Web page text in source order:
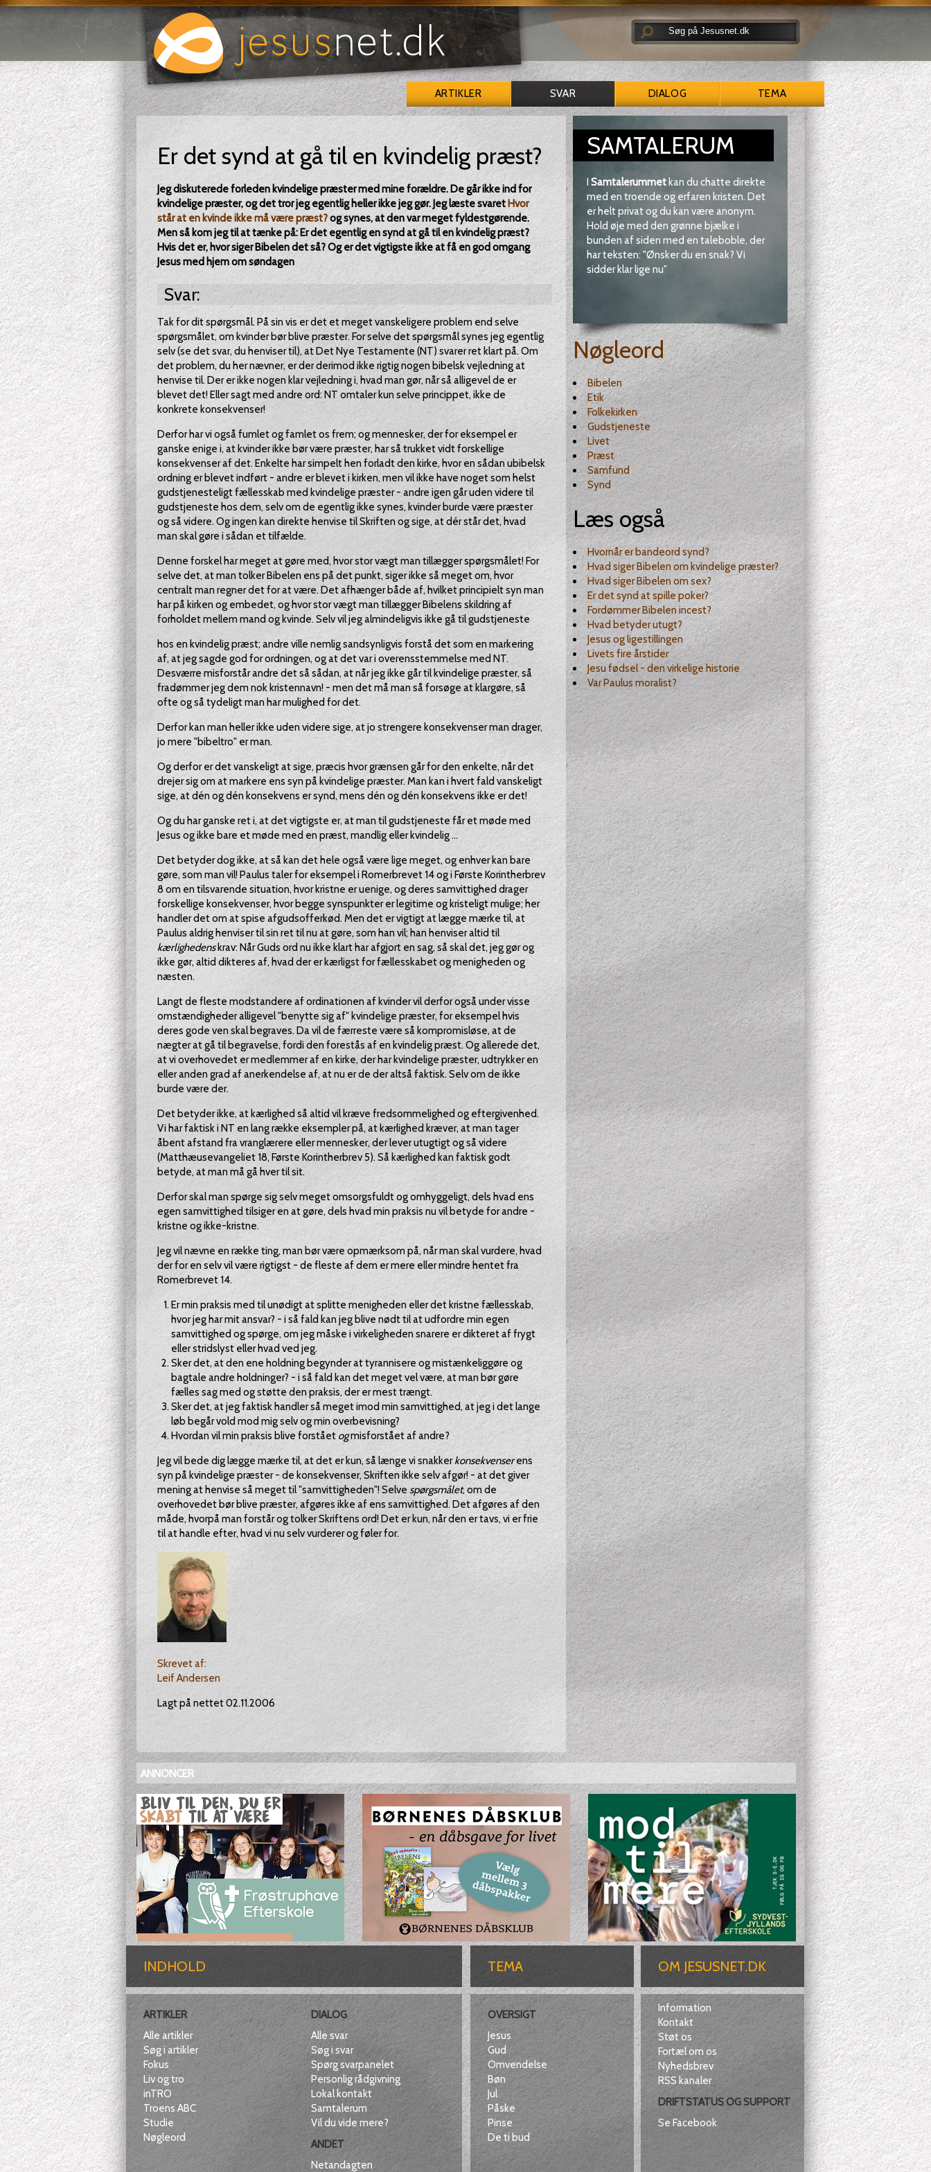
ARTIKLER SVAR DIALOG TEMA
Er det synd at gå til en kvindelig præst?
Jeg diskuterede forleden kvindelige præster med mine forældre. De går ikke ind for
kvindelige præster, og det tror jeg egentlig heller ikke jeg gør. Jeg læste svaretHvor
står at en kvinde ikke må være præst?og synes, at den var meget fyldestgørende.
Men så kom jeg til at tænke på: Er det egentlig en synd at gå til en kvindelig præst?
Hvis det er, hvor siger Bibelen det så? Og er det vigtigste ikke at få en god omgang
Jesus med hjem om søndagen
Svar:
Tak for dit spørgsmål. På sin vis er det et meget vanskeligere problem end selve
spørgsmålet, om kvinder bør blive præster. For selve det spørgsmål synes jeg egentlig
selv (se det svar, du henviser til), at Det Nye Testamente (NT) svarer ret klart på. Om
det problem, du her nævner, er der derimod ikke rigtig nogen bibelsk vejledning at
henvise til. Der er ikke nogen klar vejledning i, hvad man gør, når så alligevel de er
blevet det! Eller sagt med andre ord: NT omtaler kun selve princippet, ikke de
konkrete konsekvenser!
Derfor har vi også fumlet og famlet os frem; og mennesker, der for eksempel er
ganske enige i, at kvinder ikke bør være præster, har så trukket vidt forskellige
konsekvenser af det. Enkelte har simpelt hen forladt den kirke, hvor en sådan ubibelsk
ordning er blevet indført - andre er blevet i kirken, men vil ikke have noget som helst
gudstjenesteligt fællesskab med kvindelige præster - andre igen går uden videre til
gudstjeneste hos dem, selv om de egentlig ikke synes, kvinder burde være præster
og så videre. Og ingen kan direkte henvise til Skriften og sige, at dér står det, hvad
man skal gøre i sådan et tilfælde.
Denne forskel har meget at gøre med, hvor stor vægt man tillægger spørgsmålet! For
selve det, at man tolker Bibelen ens på det punkt, siger ikke så meget om, hvor
centralt man regner det for at være. Det afhænger både af, hvilket principielt syn man
har på kirken og embedet, og hvor stor vægt man tillægger Bibelens skildring af
forholdet mellem mand og kvinde. Selv vil jeg almindeligvis ikke gå til gudstjeneste
hos en kvindelig præst; andre ville nemlig sandsynligvis forstå det som en markering
af, at jeg sagde god for ordningen, og at det var i overensstemmelse med NT.
Desværre misforstår andre det så sådan, at når jeg ikke går til kvindelige præster, så
fradømmer jeg dem nok kristennavn! - men det må man så forsøge at klargøre, så
ofte og så tydeligt man har mulighed for det.
Derfor kan man heller ikke uden videre sige, at jo strengere konsekvenser man drager,
jo mere "bibeltro" er man.
Og derfor er det vanskeligt at sige, præcis hvor grænsen går for den enkelte, når det
drejer sig om at markere ens syn på kvindelige præster. Man kan i hvert fald vanskeligt
sige, at dén og dén konsekvens er synd, mens dén og dén konsekvens ikke er det!
Og du har ganske ret i, at det vigtigste er, at man til gudstjeneste får et møde med
Jesus og ikke bare et møde med en præst, mandlig eller kvindelig ...
Det betyder dog ikke, at så kan det hele også være lige meget, og enhver kan bare
gøre, som man vil! Paulus taler for eksempel i Romerbrevet 14 og i Første Korintherbrev
8 om en tilsvarende situation, hvor kristne er uenige, og deres samvittighed drager
forskellige konsekvenser, hvor begge synspunkter er legitime og kristeligt mulige; her
handler det om at spise afgudsofferkød. Men det er vigtigt at lægge mærke til, at
Paulus aldrig henviser til sin ret til nu at gøre, som han vil; han henviser altid til
kærlighedenskrav: Når Guds ord nu ikke klart har afgjort en sag, så skal det, jeg gør og
ikke gør, altid dikteres af, hvad der er kærligst for fællesskabet og menigheden og
næsten.
Langt de fleste modstandere af ordinationen af kvinder vil derfor også under visse
omstændigheder alligevel "benytte sig af" kvindelige præster, for eksempel hvis
deres gode ven skal begraves. Da vil de færreste være så kompromisløse, at de
nægter at gå til begravelse, fordi den forestås af en kvindelig præst. Og allerede det,
at vi overhovedet er medlemmer af en kirke, der har kvindelige præster, udtrykker en
eller anden grad af anerkendelse af, at nu er de der altså faktisk. Selv om de ikke
burde være der.
Det betyder ikke, at kærlighed så altid vil kræve fredsommelighed og eftergivenhed.
Vi har faktisk i NT en lang række eksempler på, at kærlighed kræver, at man tager
åbent afstand fra vranglærere eller mennesker, der lever utugtigt og så videre
(Matthæusevangeliet 18, Første Korintherbrev 5). Så kærlighed kan faktisk godt
betyde, at man må gå hver til sit.
Derfor skal man spørge sig selv meget omsorgsfuldt og omhyggeligt, dels hvad ens
egen samvittighed tilsiger en at gøre, dels hvad min praksis nu vil betyde for andre -
kristne og ikke-kristne.
Jeg vil nævne en række ting, man bør være opmærksom på, når man skal vurdere, hvad
der for en selv vil være rigtigst - de fleste af dem er mere eller mindre hentet fra
Romerbrevet 14.
Er min praksis med til unødigt at splitte menigheden eller det kristne fællesskab,
hvor jeg har mit ansvar? - i så fald kan jeg blive nødt til at udfordre min egen
samvittighed og spørge, om jeg måske i virkeligheden snarere er dikteret af frygt
eller stridslyst eller hvad ved jeg.
Sker det, at den ene holdning begynder at tyrannisere og mistænkeliggøre og
bagtale andre holdninger? - i så fald kan det meget vel være, at man bør gøre
fælles sag med og støtte den praksis, der er mest trængt.
Sker det, at jeg faktisk handler så meget imod min samvittighed, at jeg i det lange
løb begår vold mod mig selv og min overbevisning?
Hvordan vil min praksis blive forstået ogmisforstået af andre?
Jeg vil bede dig lægge mærke til, at det er kun, så længe vi snakkerkonsekvenserens
syn på kvindelige præster - de konsekvenser, Skriften ikke selv afgør! - at det giver
mening at henvise så meget til "samvittigheden"! Selve spørgsmålet, om de
overhovedet bør blive præster, afgøres ikke af ens samvittighed. Det afgøres af den
måde, hvorpå man forstår og tolker Skriftens ord! Det er kun, når den er tavs, vi er frie
til at handle efter, hvad vi nu selv vurderer og føler for.
Skrevet af:
Leif Andersen
Lagt på nettet 02.11.2006
SAMTALERUM
I Samtalerummetkan du chatte direkte
med en troende og erfaren kristen. Det
er helt privat og du kan være anonym.
Hold øje med den grønne bjælke i
bunden af siden med en taleboble, der
har teksten: "Ønsker du en snak? Vi
sidder klar lige nu"
Nøgleord
Bibelen
Etik
Folkekirken
Gudstjeneste
Livet
Præst
Samfund
Synd
Læs også
Hvornår er bandeord synd?
Hvad siger Bibelen om kvindelige præster?
Hvad siger Bibelen om sex?
Er det synd at spille poker?
Fordømmer Bibelen incest?
Hvad betyder utugt?
Jesus og ligestillingen
Livets fire årstider
Jesu fødsel - den virkelige historie
Var Paulus moralist?
ANNONCER
INDHOLD
ARTIKLER
Alle artikler
Søg i artikler
Fokus
Liv og tro
inTRO
Troens ABC
Studie
Nøgleord
DIALOG
Alle svar
Søg i svar
Spørg svarpanelet
Personlig rådgivning
Lokal kontakt
Samtalerum
Vil du vide mere?
ANDET
Netandagten
TEMA
OVERSIGT
Jesus
Gud
Omvendelse
Bøn
Jul
Påske
Pinse
De ti bud
OM JESUSNET.DK
Information
Kontakt
Støt os
Fortæl om os
Nyhedsbrev
RSS kanaler
DRIFTSTATUS OG SUPPORT
Se Facebook